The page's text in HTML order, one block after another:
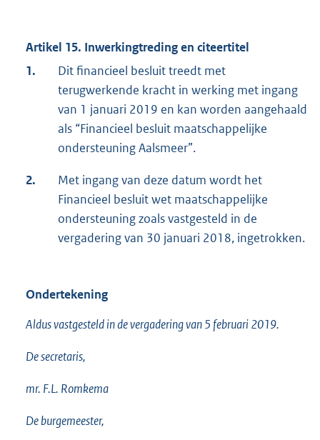
Artikel 15. Inwerkingtreding en citeertitel
1.
Dit financieel besluit treedt met
terugwerkende kracht in werking met ingang
van 1 januari 2019 en kan worden aangehaald
als “Financieel besluit maatschappelijke
ondersteuning Aalsmeer”.
2.
Met ingang van deze datum wordt het
Financieel besluit wet maatschappelijke
ondersteuning zoals vastgesteld in de
vergadering van 30 januari 2018, ingetrokken.
Ondertekening
Aldus vastgesteld in de vergadering van 5 februari 2019.
De secretaris,
mr. F.L. Romkema
De burgemeester,